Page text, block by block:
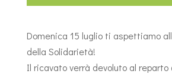
Domenica 15 luglio ti aspettiamo
della Solidarietà!
Il ricavato verrà devoluto al reparto